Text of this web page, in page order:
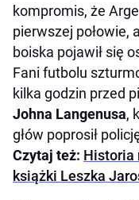
kompromis, że
pierwszej połowie,
boiska pojawił się
Fani futbolu
kilka godzin przed
Johna Langenusa,
głów poprosił
Czytaj też: Historia
książki Leszka